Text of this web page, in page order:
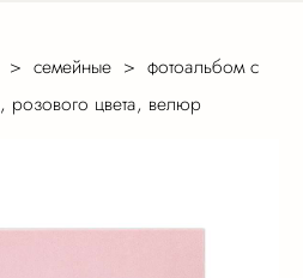
> семейные > фотоальбом с
цвета, велюр